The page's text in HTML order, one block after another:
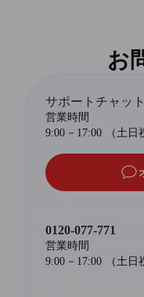
お
サポートチャット
営業時間
9:00－17:00 （土日
0120-077-771
営業時間
9:00－17:00 （土日